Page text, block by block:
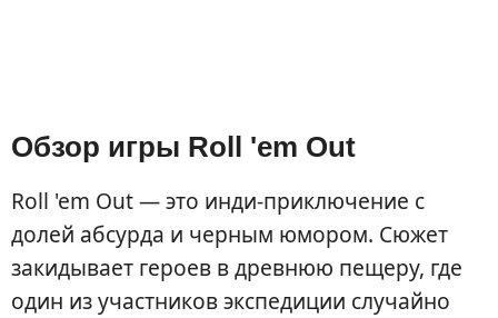
Обзор игры Roll 'em Out
Roll 'em Out — это инди-приключение с
долей абсурда и черным юмором. Сюжет
закидывает героев в древнюю пещеру, где
один из участников экспедиции случайно